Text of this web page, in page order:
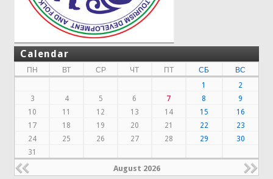
Calendar
ПН ВТ СР ЧТ ПТ СБ
ВС
1
2
3
4 5 6 7 8
9
10
11 12 13 14 15
16
17
18 19 20 21 22
23
24
25 26 27 28 29
30
31
August 2026